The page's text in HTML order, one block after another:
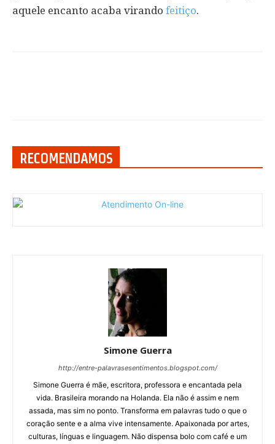
aquele encanto acaba virando feitiço.
RECOMENDAMOS
Simone Guerra
http://entre-palavrasesentimentos.blogspot.com/
Simone Guerra é mãe, escritora, professora e encantada pela
vida. Brasileira morando na Holanda. Ela não é assim e nem
assada, mas sim no ponto. Transforma em palavras tudo o que o
coração sente e a alma vive intensamente. Apaixonada por artes,
culturas, línguas e linguagem. Não dispensa bolo com café e um